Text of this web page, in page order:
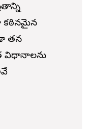
కఠినమైన
తన
విధానాలను